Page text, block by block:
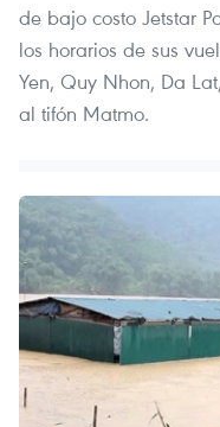
de bajo costo Jetstar
los horarios de sus
Yen, Quy Nhon, Da
al tifón Matmo.